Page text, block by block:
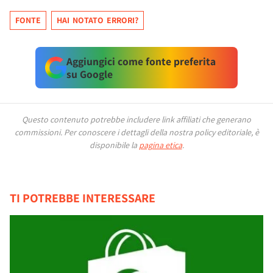
FONTE HAI NOTATO ERRORI?
Aggiungici come fonte preferita
su Google
Questo contenuto potrebbe includere link affiliati che generano
commissioni. Per conoscere i dettagli della nostra policy editoriale, è
disponibile la pagina etica.
TI POTREBBE INTERESSARE